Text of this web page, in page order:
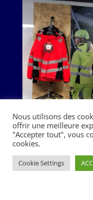
Nous utilisons des
offrir une meilleure
"Accepter tout", vous
cookies.
Cookie Settings